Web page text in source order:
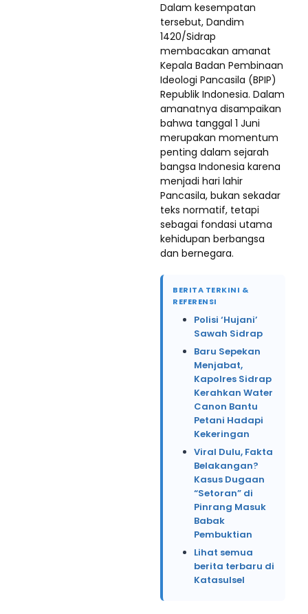
Dalam kesempatan
tersebut, Dandim
1420/Sidrap
membacakan amanat
Kepala Badan Pembinaan
Ideologi Pancasila (BPIP)
Republik Indonesia. Dalam
amanatnya disampaikan
bahwa tanggal 1 Juni
merupakan momentum
penting dalam sejarah
bangsa Indonesia karena
menjadi hari lahir
Pancasila, bukan sekadar
teks normatif, tetapi
sebagai fondasi utama
kehidupan berbangsa
dan bernegara.
BERITA TERKINI &
REFERENSI
Polisi ‘Hujani’
Sawah Sidrap
Baru Sepekan
Menjabat,
Kapolres Sidrap
Kerahkan Water
Canon Bantu
Petani Hadapi
Kekeringan
Viral Dulu, Fakta
Belakangan?
Kasus Dugaan
“Setoran” di
Pinrang Masuk
Babak
Pembuktian
Lihat semua
berita terbaru di
Katasulsel